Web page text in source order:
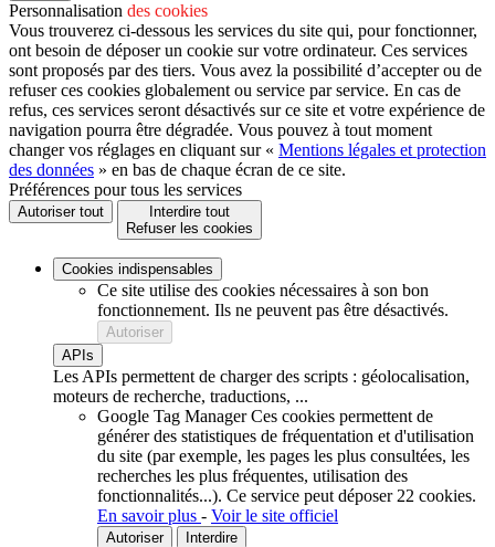
Personnalisation des cookies
Vous trouverez ci-dessous les services du site qui, pour fonctionner,
ont besoin de déposer un cookie sur votre ordinateur. Ces services
sont proposés par des tiers. Vous avez la possibilité d’accepter ou de
refuser ces cookies globalement ou service par service. En cas de
refus, ces services seront désactivés sur ce site et votre expérience de
navigation pourra être dégradée. Vous pouvez à tout moment
changer vos réglages en cliquant sur « Mentions légales et protection
des données » en bas de chaque écran de ce site.
Préférences pour tous les services
Autoriser tout
Interdire tout
Refuser les cookies
Cookies indispensables
Ce site utilise des cookies nécessaires à son bon
fonctionnement. Ils ne peuvent pas être désactivés.
Autoriser
APIs
Les APIs permettent de charger des scripts : géolocalisation,
moteurs de recherche, traductions, ...
Google Tag Manager Ces cookies permettent de
générer des statistiques de fréquentation et d'utilisation
du site (par exemple, les pages les plus consultées, les
recherches les plus fréquentes, utilisation des
fonctionnalités...). Ce service peut déposer 22 cookies.
En savoir plus - Voir le site officiel
Autoriser
Interdire